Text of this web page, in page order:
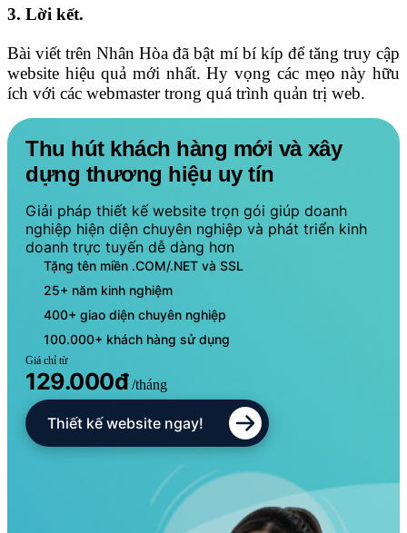
3. Lời kết.
Bài viết trên Nhân Hòa đã bật mí bí kíp để tăng truy cập
website hiệu quả mới nhất. Hy vọng các mẹo này hữu
ích với các webmaster trong quá trình quản trị web.
Thu hút khách hàng mới và xây
dựng thương hiệu uy tín
Giải pháp thiết kế website trọn gói giúp doanh
nghiệp hiện diện chuyên nghiệp và phát triển kinh
doanh trực tuyến dễ dàng hơn
Tặng tên miền .COM/.NET và SSL
25+ năm kinh nghiệm
400+ giao diện chuyên nghiệp
100.000+ khách hàng sử dụng
Giá chỉ từ
129.000đ /tháng
Thiết kế website ngay!